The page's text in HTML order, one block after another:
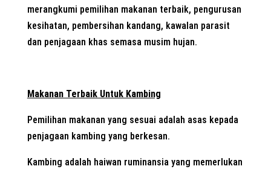
merangkumi pemilihan makanan terbaik, pengurusan
kesihatan, pembersihan kandang, kawalan parasit
dan penjagaan khas semasa musim hujan.
Makanan Terbaik Untuk Kambing
Pemilihan makanan yang sesuai adalah asas kepada
penjagaan kambing yang berkesan.
Kambing adalah haiwan ruminansia yang memerlukan